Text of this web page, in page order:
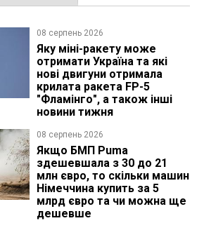
08 серпень 2026
Яку міні-ракету може
отримати Україна та які
нові двигуни отримала
крилата ракета FP-5
"Фламінго", а також інші
новини тижня
08 серпень 2026
Якщо БМП Puma
здешевшала з 30 до 21
млн євро, то скільки машин
Німеччина купить за 5
млрд євро та чи можна ще
дешевше